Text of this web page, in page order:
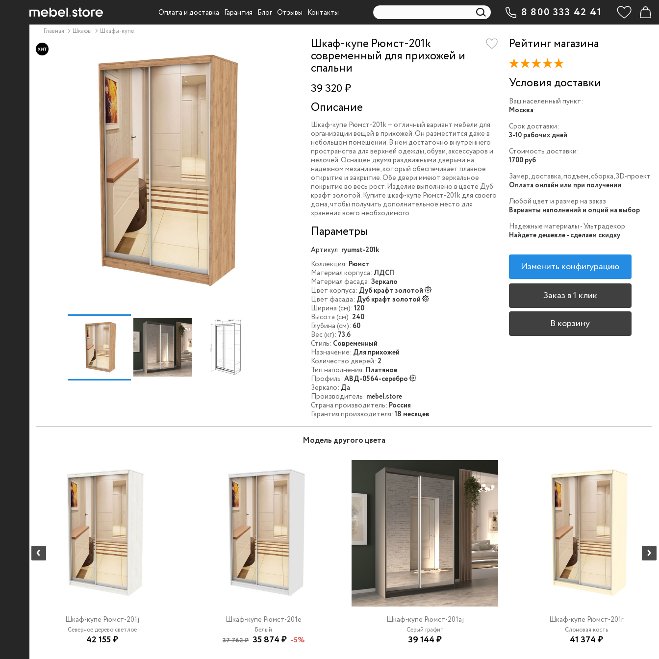
Оплата и доставка Гарантия Блог Отзывы Контакты 8 800 333 42 41
© 2021-2026 mebel.store
Главная Шкафы Шкафы-купе
Шкаф-купе Рюмст-201k
современный для прихожей и
спальни
39 320 ₽
Описание
Шкаф-купе Рюмст-201k — отличный вариант мебели для
организации вещей в прихожей. Он разместится даже в
небольшом помещении. В нем достаточно внутреннего
пространства для верхней одежды, обуви, аксессуаров и
мелочей. Оснащен двумя раздвижными дверьми на
надежном механизме, который обеспечивает плавное
открытие и закрытие. Обе двери имеют зеркальное
покрытие во весь рост. Изделие выполнено в цвете Дуб
крафт золотой. Купите шкаф-купе Рюмст-201k для своего
дома, чтобы получить дополнительное место для
хранения всего необходимого.
Параметры
Артикул: ryumst-201k
Коллекция: Рюмст
Материал корпуса: ЛДСП
Материал фасада: Зеркало
Цвет корпуса: Дуб крафт золотой
Цвет фасада: Дуб крафт золотой
Ширина (см): 120
Высота (см): 240
Глубина (см): 60
Вес (кг): 73.6
Стиль: Современный
Назначение: Для прихожей
Количество дверей: 2
Тип наполнения: Платяное
Профиль: АВД-0564-серебро
Зеркало: Да
Производитель: mebel.store
Страна производитель: Россия
Гарантия производителя: 18 месяцев
Рейтинг магазина
Условия доставки
Ваш населенный пункт:
Москва
Срок доставки:
3-10 рабочих дней
Стоимость доставки:
1700 руб
Замер, доставка, подъем, сборка, 3D-проект
Оплата онлайн или при получении
Любой цвет и размер на заказ
Варианты наполнений и опций на выбор
Надежные материалы - Ультрадекор
Найдете дешевле - сделаем скидку
Изменить конфигурацию
Заказ в 1 клик
В корзину
Модель другого цвета
Шкаф-купе Рюмст-201j
Северное дерево светлое
42 155 ₽
Шкаф-купе Рюмст-201e
Белый
37 762 ₽ 35 874 ₽ -5%
Шкаф-купе Рюмст-201aj
Серый графит
39 144 ₽
Шкаф-купе Рюмст-201r
Слоновая кость
41 374 ₽